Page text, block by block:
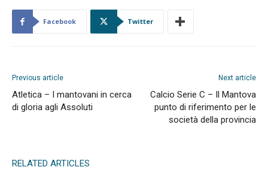
Facebook Twitter
Previous article
Atletica – I mantovani in cerca
di gloria agli Assoluti
Next article
Calcio Serie C – Il Mantova
punto di riferimento per le
società della provincia
RELATED ARTICLES